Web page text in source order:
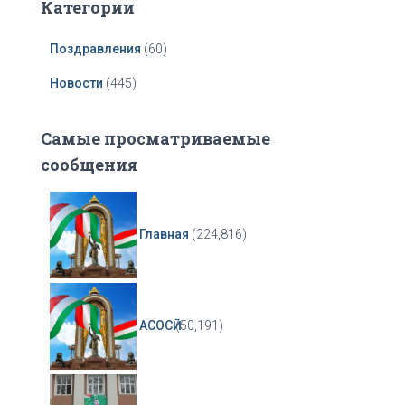
Категории
Поздравления (60)
Новости (445)
Самые просматриваемые
сообщения
Главная (224,816)
АСОСӢ(50,191)